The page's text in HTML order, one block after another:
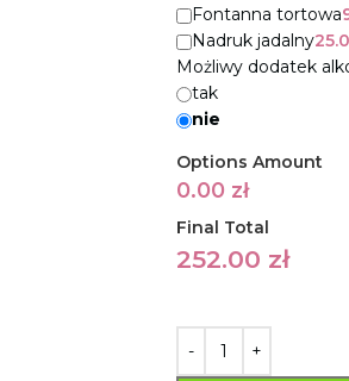
Fontanna tortowa
Nadruk jadalny
Możliwy dodatek
tak
nie
Options Amount
0.00 zł
Final Total
252.00 zł